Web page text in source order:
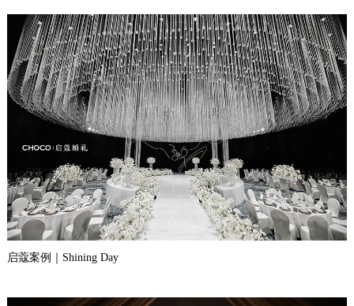
启蔻案例｜Shining Day